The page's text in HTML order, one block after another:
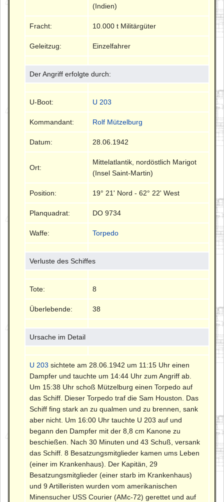
(Indien)
Fracht: 10.000 t Militärgüter
Geleitzug: Einzelfahrer
Der Angriff erfolgte durch:
U-Boot: U 203
Kommandant: Rolf Mützelburg
Datum: 28.06.1942
Ort:
Mittelatlantik, nordöstlich Marigot
(Insel Saint-Martin)
Position: 19° 21' Nord - 62° 22' West
Planquadrat: DO 9734
Waffe: Torpedo
Verluste des Schiffes
Tote: 8
Überlebende: 38
Ursache im Detail
U 203 sichtete am 28.06.1942 um 11:15 Uhr einen
Dampfer und tauchte um 14:44 Uhr zum Angriff ab.
Um 15:38 Uhr schoß Mützelburg einen Torpedo auf
das Schiff. Dieser Torpedo traf die Sam Houston. Das
Schiff fing stark an zu qualmen und zu brennen, sank
aber nicht. Um 16:00 Uhr tauchte U 203 auf und
begann den Dampfer mit der 8,8 cm Kanone zu
beschießen. Nach 30 Minuten und 43 Schuß, versank
das Schiff. 8 Besatzungsmitglieder kamen ums Leben
(einer im Krankenhaus). Der Kapitän, 29
Besatzungsmitglieder (einer starb im Krankenhaus)
und 9 Artilleristen wurden vom amerikanischen
Minensucher USS Courier (AMc-72) gerettet und auf